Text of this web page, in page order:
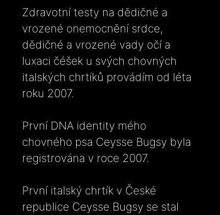
Zdravotní testy na dědičné a
vrozené onemocnění srdce,
dědičné a vrozené vady očí a
luxaci čéšek u svých chovných
italských chrtíků provádím od léta
roku 2007.
První DNA identity mého
chovného psa Ceysse Bugsy byla
registrována v roce 2007.
První italský chrtík v České
republice Ceysse Bugsy se stal